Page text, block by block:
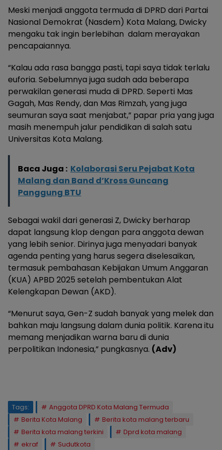
Meski menjadi anggota termuda di DPRD dari Partai
Nasional Demokrat (Nasdem) Kota Malang, Dwicky
mengaku tak ingin berlebihan dalam merayakan
pencapaiannya.
“Kalau ada rasa bangga pasti, tapi saya tidak terlalu
euforia. Sebelumnya juga sudah ada beberapa
perwakilan generasi muda di DPRD. Seperti Mas
Gagah, Mas Rendy, dan Mas Rimzah, yang juga
seumuran saya saat menjabat,” papar pria yang juga
masih menempuh jalur pendidikan di salah satu
Universitas Kota Malang.
Baca Juga : Kolaborasi Seru Pejabat Kota
Malang dan Band d’Kross Guncang
Panggung BTU
Sebagai wakil dari generasi Z, Dwicky berharap
dapat langsung klop dengan para anggota dewan
yang lebih senior. Dirinya juga menyadari banyak
agenda penting yang harus segera diselesaikan,
termasuk pembahasan Kebijakan Umum Anggaran
(KUA) APBD 2025 setelah pembentukan Alat
Kelengkapan Dewan (AKD).
“Menurut saya, Gen-Z sudah banyak yang melek dan
bahkan maju langsung dalam dunia politik. Karena itu
memang menjadikan warna baru di dunia
perpolitikan Indonesia,” pungkasnya. (Adv)
Tags:
Anggota DPRD Kota Malang Termuda
Berita Kota Malang
Berita kota malang terbaru
Berita kota malang terkini
Dprd kota malang
ekraf
Sudutkota